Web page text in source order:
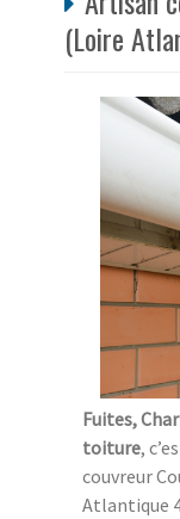
(Loire
Fuites,
toiture,
couvreur
Atlantique